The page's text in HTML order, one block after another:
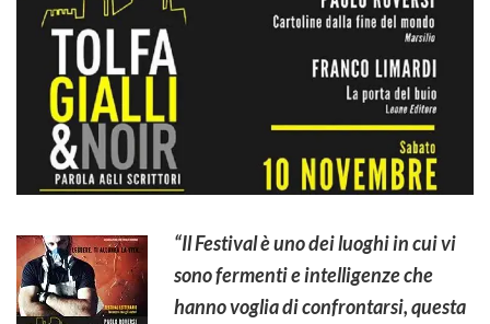
“Il Festival è uno dei luoghi in cui vi
sono fermenti e intelligenze che
hanno voglia di confrontarsi, questa